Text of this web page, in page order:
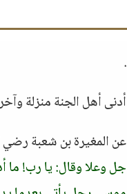
.
أدنى أهل الجنة منزلة
عن المغيرة بن شعبة رضي
جل وعلا وقال: يا رب! ما